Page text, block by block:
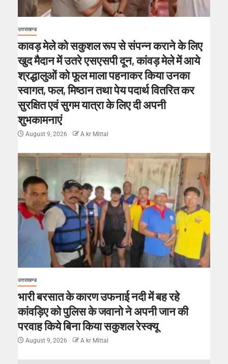
उत्तराखण्ड
कावड़ मेले को सकुशल रूप से संपन्न कराने के लिए
खुद मैदान में उतरे एसएसपी दून, कांवड़ मेले में आये
श्रद्धालुओं को फूल माला पहनाकर किया उनका
स्वागत, फल, मिष्ठान तथा पेय पदार्थ वितरित कर
सुरक्षित एवं सुगम यात्रा के लिए दी अपनी
शुभकामनाएं
August 9, 2026 A kr Mittal
उत्तराखण्ड
भारी बरसात के कारण उफनाई नदी में बह रहे
कांवड़िए को पुलिस के जवानो ने अपनी जान की
परवाह किये बिना किया सकुशल रेस्क्यू
August 9, 2026 A kr Mittal